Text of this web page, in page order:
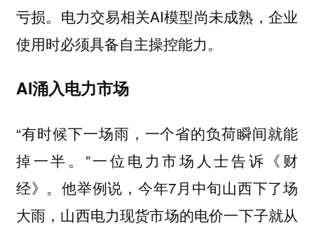
亏损。电力交易相关AI模型尚未成熟，企业
使用时必须具备自主操控能力。
AI涌入电力市场
“有时候下一场雨，一个省的负荷瞬间就能
掉一半。”一位电力市场人士告诉《财
经》。他举例说，今年7月中旬山西下了场
大雨，山西电力现货市场的电价一下子就从